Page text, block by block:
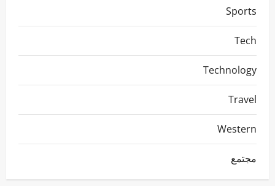
Sports
Tech
Technology
Travel
Western
مجتمع